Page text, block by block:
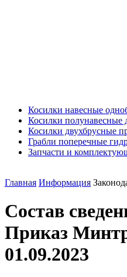
Косилки навесные
Косилки полунавесные
Косилки двухбрусные
Грабли поперечные
Запчасти и
Главная Информация
Состав
Приказ
01.09.2023